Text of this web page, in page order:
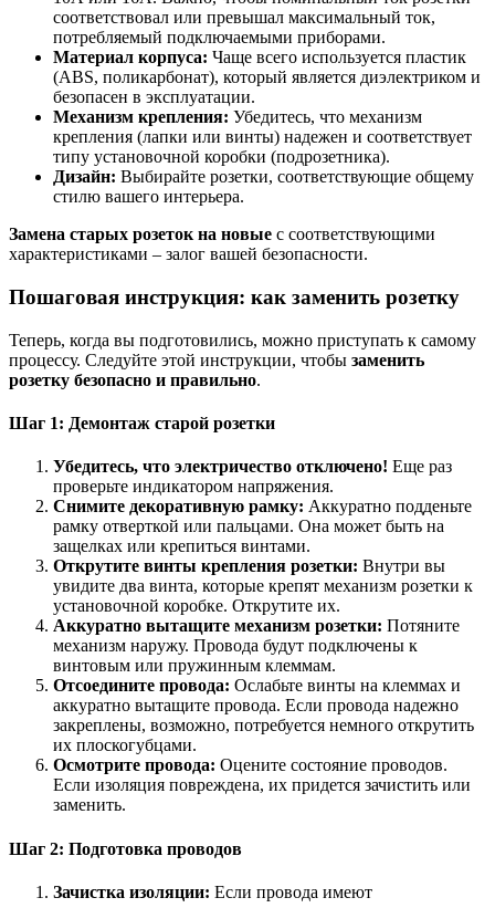
соответствовал или превышал максимальный ток,
потребляемый подключаемыми приборами.
Материал корпуса: Чаще всего используется пластик
(ABS, поликарбонат), который является диэлектриком и
безопасен в эксплуатации.
Механизм крепления: Убедитесь, что механизм
крепления (лапки или винты) надежен и соответствует
типу установочной коробки (подрозетника).
Дизайн: Выбирайте розетки, соответствующие общему
стилю вашего интерьера.
Замена старых розеток на новые с соответствующими
характеристиками – залог вашей безопасности.
Пошаговая инструкция: как заменить розетку
Теперь, когда вы подготовились, можно приступать к самому
процессу. Следуйте этой инструкции, чтобы заменить
розетку безопасно и правильно.
Шаг 1: Демонтаж старой розетки
Убедитесь, что электричество отключено! Еще раз
проверьте индикатором напряжения.
Снимите декоративную рамку: Аккуратно подденьте
рамку отверткой или пальцами. Она может быть на
защелках или крепиться винтами.
Открутите винты крепления розетки: Внутри вы
увидите два винта, которые крепят механизм розетки к
установочной коробке. Открутите их.
Аккуратно вытащите механизм розетки: Потяните
механизм наружу. Провода будут подключены к
винтовым или пружинным клеммам.
Отсоедините провода: Ослабьте винты на клеммах и
аккуратно вытащите провода. Если провода надежно
закреплены, возможно, потребуется немного открутить
их плоскогубцами.
Осмотрите провода: Оцените состояние проводов.
Если изоляция повреждена, их придется зачистить или
заменить.
Шаг 2: Подготовка проводов
Зачистка изоляции: Если провода имеют